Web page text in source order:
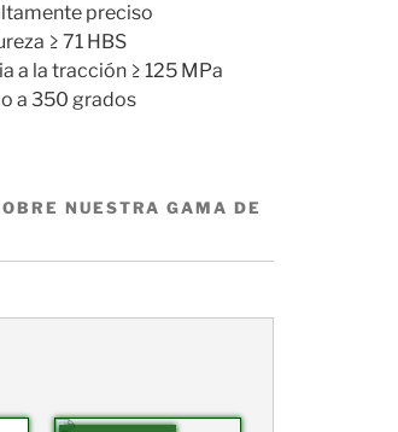
preciso
≥ 71 HBS
a la tracción ≥ 125 MPa
a 350 grados
NUESTRA GAMA DE